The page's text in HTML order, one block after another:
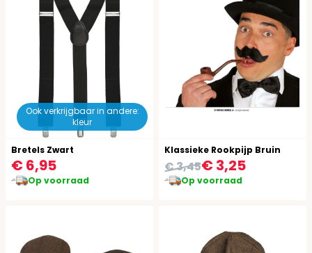
Ook verkrijgbaar in andere:
kleur
Bretels Zwart
€ 6,95
Op voorraad
Klassieke Rookpijp Bruin
€ 3,25
€ 3,45
Op voorraad